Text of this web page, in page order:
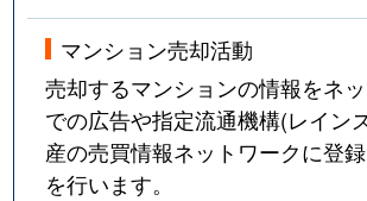
マンション売却活動
売却するマンションの情報をネ
での広告や指定流通機構(レイン
産の売買情報ネットワークに登
を行います。